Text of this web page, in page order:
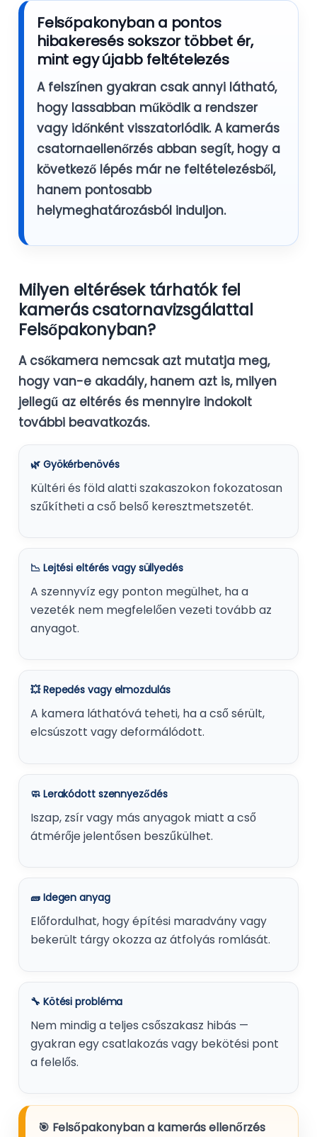
Felsőpakonyban a pontos
hibakeresés sokszor többet ér,
mint egy újabb feltételezés
A felszínen gyakran csak annyi látható,
hogy lassabban működik a rendszer
vagy időnként visszatorlódik. A kamerás
csatornaellenőrzésabban segít, hogy a
következő lépés már ne feltételezésből,
hanem pontosabb
helymeghatározásból induljon.
Milyen eltérések tárhatók fel
kamerás csatornavizsgálattal
Felsőpakonyban?
A csőkamera nemcsak azt mutatja meg,
hogy van-e akadály, hanem azt is, milyen
jellegű az eltérés és mennyire indokolt
további beavatkozás.
🌿 Gyökérbenövés
Kültéri és föld alatti szakaszokon fokozatosan
szűkítheti a cső belső keresztmetszetét.
📉 Lejtési eltérés vagy süllyedés
A szennyvíz egy ponton megülhet, ha a
vezeték nem megfelelően vezeti tovább az
anyagot.
💥 Repedés vagy elmozdulás
A kamera láthatóvá teheti, ha a cső sérült,
elcsúszott vagy deformálódott.
🧼 Lerakódott szennyeződés
Iszap, zsír vagy más anyagok miatt a cső
átmérője jelentősen beszűkülhet.
🧱 Idegen anyag
Előfordulhat, hogy építési maradvány vagy
bekerült tárgy okozza az átfolyás romlását.
🔧 Kötési probléma
Nem mindig a teljes csőszakasz hibás —
gyakran egy csatlakozás vagy bekötési pont
a felelős.
🎯 Felsőpakonyban a kamerás ellenőrzés